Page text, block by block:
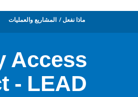
ماذا نفعل المشاريع والعمليات
Access
- LEAD